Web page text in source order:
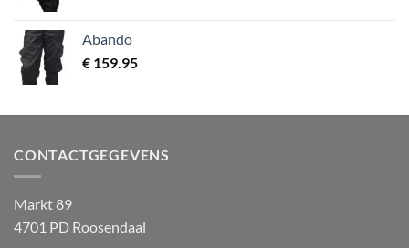
Abando
€ 159.95
CONTACTGEGEVENS
Markt 89
4701 PD Roosendaal